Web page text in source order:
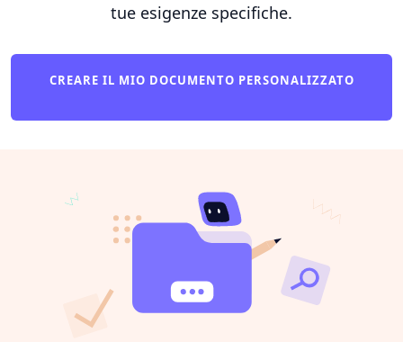
tue esigenze specifiche.
CREARE IL MIO DOCUMENTO PERSONALIZZATO